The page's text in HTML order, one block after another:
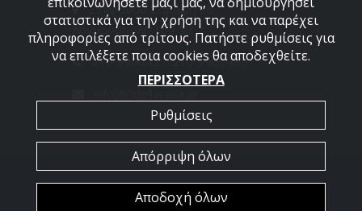
Στεφάνου Σαράφη 36,
Αργυρούπολη 164 52
210 9960427-210 9960489
2026 @ All Rights Reserved - Dellacasa
στατιστικά για την χρήση της και να παρέχει
πληροφορίες από τρίτους. Πατήστε ρυθμίσεις για
να επιλέξετε ποια cookies θα αποδεχθείτε.
ΠΕΡΙΣΣΟΤΕΡΑ
Ρυθμίσεις
Απόρριψη όλων
Αποδοχή όλων